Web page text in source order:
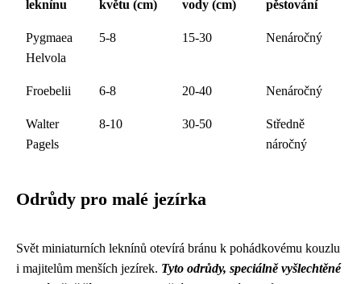
leknínu květu (cm) vody (cm) pěstování
Pygmaea
Helvola
5-8 15-30 Nenáročný
Froebelii 6-8 20-40 Nenáročný
Walter
Pagels
8-10 30-50
Středně
náročný
Odrůdy pro malé jezírka
Svět miniaturních leknínů otevírá bránu k pohádkovému kouzlu
i majitelům menších jezírek. Tyto odrůdy, speciálně vyšlechtěné